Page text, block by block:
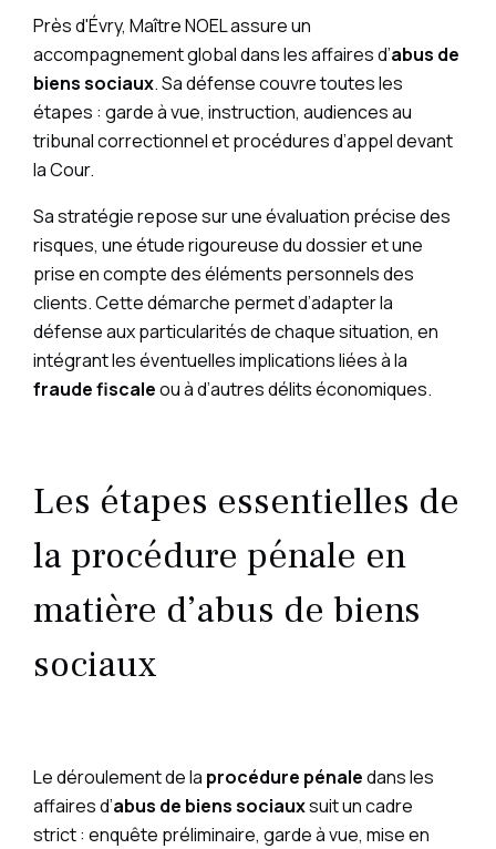
Près d'Évry, Maître NOEL assure un
accompagnement global dans lesaffaires d’abus de
biens sociaux. Sa défense couvre toutes les
étapes : garde à vue, instruction, audiences au
tribunal correctionnel et procédures d’appel devant
la Cour.
Sa stratégie repose sur une évaluation précise des
risques, une étude rigoureuse du dossier et une
prise en compte des éléments personnels des
clients. Cette démarche permet d’adapter la
défense aux particularités de chaque situation, en
intégrant les éventuelles implications liées à la
fraude fiscaleou à d’autres délits économiques.
Les étapes essentielles de
la procédure pénale en
matière d’abus de biens
sociaux
Le déroulement de la procédure pénaledans les
affaires d’abus de biens sociauxsuit un cadre
strict : enquête préliminaire, garde à vue, mise en